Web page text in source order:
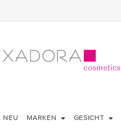
NEU MARKEN GESICHT